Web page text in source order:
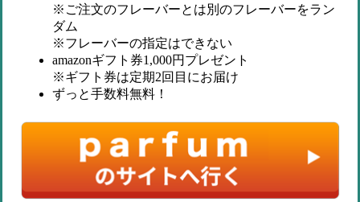
※ご注文のフレーバーとは別のフレーバーをラン
ダム
※フレーバーの指定はできない
amazonギフト券1,000円プレゼント
※ギフト券は定期2回目にお届け
ずっと手数料無料 ！